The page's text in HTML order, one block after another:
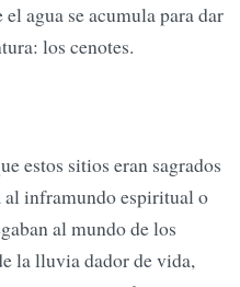
agua se acumula para dar
los cenotes.
estos sitios eran sagrados
al inframundo espiritual o
al mundo de los
la lluvia dador de vida,